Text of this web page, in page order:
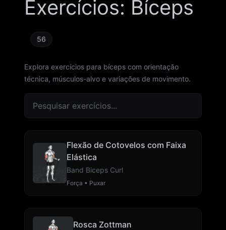
Exercícios: Bíceps
56
Explora exercícios para bíceps com orientação
técnica, músculos-alvo e variações de movimento.
Flexão de Cotovelos com Faixa
Elástica
Band Biceps Curl
Força • Puxar
Rosca Zottman